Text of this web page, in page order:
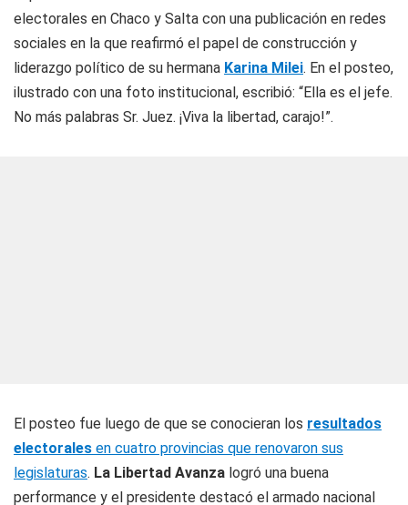
electorales en Chaco y Salta con una publicación en redes
sociales en la que reafirmó el papel de construcción y
liderazgo político de su hermana Karina Milei. En el posteo,
ilustrado con una foto institucional, escribió: “Ella es el jefe.
No más palabras Sr. Juez. ¡Viva la libertad, carajo!”.
El posteo fue luego de que se conocieran los resultados
electorales en cuatro provincias que renovaron sus
legislaturas. La Libertad Avanza logró una buena
performance y el presidente destacó el armado nacional